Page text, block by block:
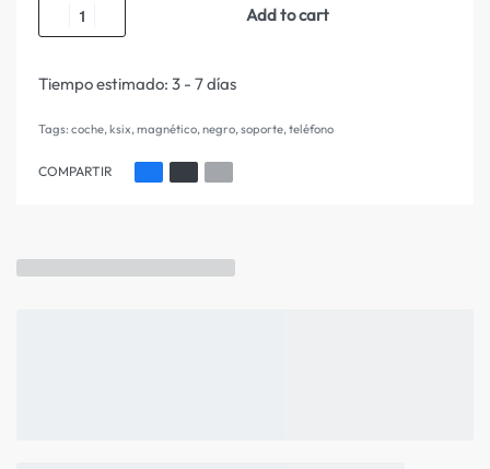
Add to cart
Tiempo estimado: 3 - 7 días
Tags: coche,ksix,magnético,negro,soporte,teléfono
COMPARTIR